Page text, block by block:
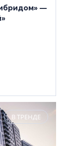
—
В ТРЕНДЕ